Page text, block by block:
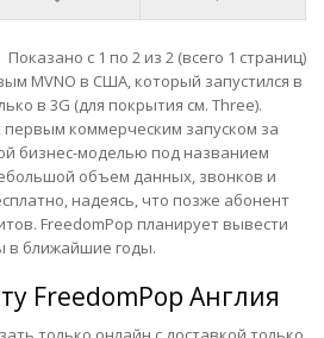
Показано с 1 по 2 из 2 (всего 1 страниц)
MVNO в США, который запустился в
в 3G (для покрытия см. Three).
коммерческим запуском за
бизнес-моделью под названием
объем данных, звонков и
надеясь, что позже абонент
FreedomPop планирует вывести
в ближайшие годы.
FreedomPop Англия